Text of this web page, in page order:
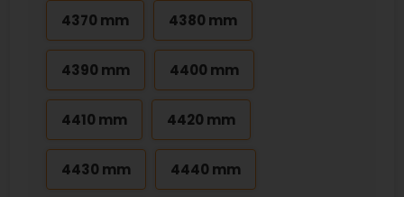
4370 mm 4380 mm
4390 mm 4400 mm
4410 mm 4420 mm
4430 mm 4440 mm